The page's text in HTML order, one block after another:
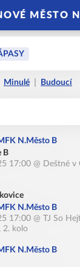
MĚSTO
Minulé Budoucí
N.Město B
B
17:00 @ Deštné v
N.Město B
17:00 @ TJ So
2. kolo
N.Město B